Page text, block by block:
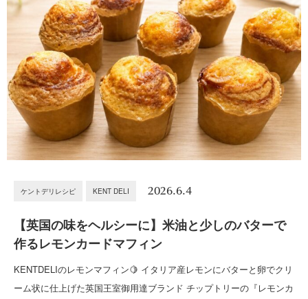
ケントデリレシピ KENT DELI 2026.6.4
【英国の味をヘルシーに】米油と少しのバターで
作るレモンカードマフィン
KENTDELIのレモンマフィン🍋 イタリア産レモンにバターと卵でクリ
ーム状に仕上げた英国王室御用達ブランド チップトリーの『レモンカ